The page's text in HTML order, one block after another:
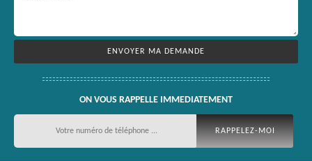
ON VOUS RAPPELLE IMMEDIATEMENT